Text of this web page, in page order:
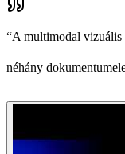
“A multimodal vizuális
néhány